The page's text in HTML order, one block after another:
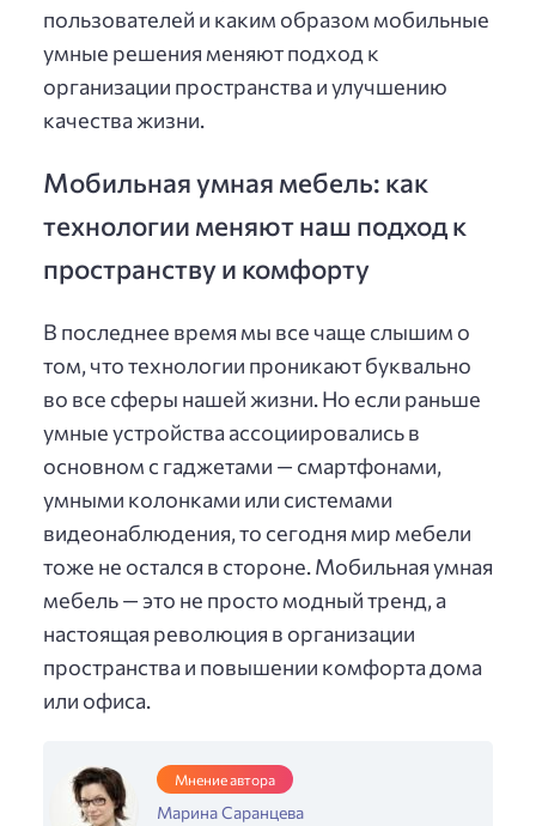
пользователей и каким образом мобильные
умные решения меняют подход к
организации пространства и улучшению
качества жизни.
Мобильная умная мебель: как
технологии меняют наш подход к
пространству и комфорту
В последнее время мы все чаще слышим о
том, что технологии проникают буквально
во все сферы нашей жизни. Но если раньше
умные устройства ассоциировались в
основном с гаджетами — смартфонами,
умными колонками или системами
видеонаблюдения, то сегодня мир мебели
тоже не остался в стороне. Мобильная умная
мебель — это не просто модный тренд, а
настоящая революция в организации
пространства и повышении комфорта дома
или офиса.
Мнение автора
Марина Саранцева